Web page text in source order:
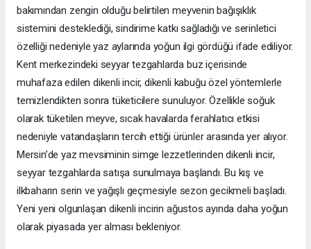
bakımından zengin olduğu belirtilen meyvenin bağışıklık
sistemini desteklediği, sindirime katkı sağladığı ve serinletici
özelliği nedeniyle yaz aylarında yoğun ilgi gördüğü ifade ediliyor.
Kent merkezindeki seyyar tezgahlarda buz içerisinde
muhafaza edilen dikenli incir, dikenli kabuğu özel yöntemlerle
temizlendikten sonra tüketicilere sunuluyor. Özellikle soğuk
olarak tüketilen meyve, sıcak havalarda ferahlatıcı etkisi
nedeniyle vatandaşların tercih ettiği ürünler arasında yer alıyor.
Mersin’de yaz mevsiminin simge lezzetlerinden dikenli incir,
seyyar tezgahlarda satışa sunulmaya başlandı. Bu kış ve
ilkbaharın serin ve yağışlı geçmesiyle sezon gecikmeli başladı.
Yeni yeni olgunlaşan dikenli incirin ağustos ayında daha yoğun
olarak piyasada yer alması bekleniyor.